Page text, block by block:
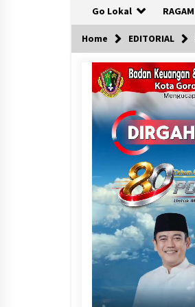
Go Lokal RAGAM
Home EDITORIAL